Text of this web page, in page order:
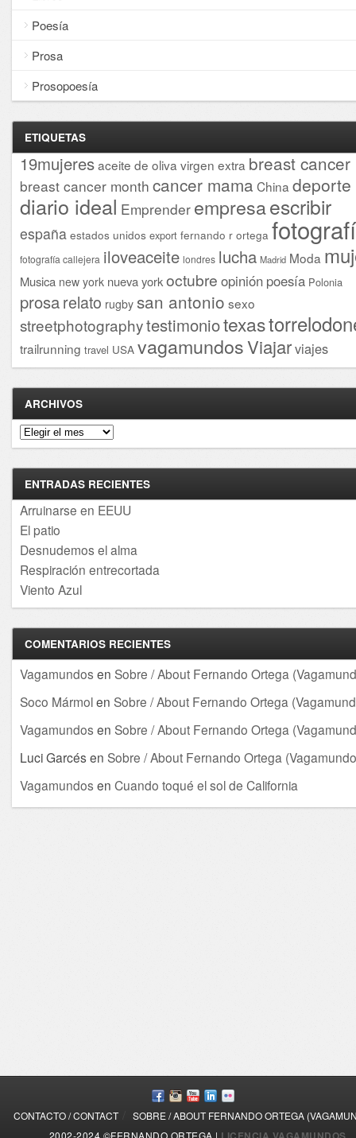
Poesía
Prosa
Prosopoesía
ETIQUETAS
19mujeresaceite de oliva virgen extra breast cancer
breast cancer month cancer mama China deporte
diario ideal Emprender empresaescribir
españa estados unidos export fernando r ortega
fotografía callejera iloveaceite londres lucha Madrid Moda
Musica new york nueva yorkoctubre opinión poesía Polonia
prosarelato rugby san antonio sexo
streetphotographytestimoniotexas
trailrunning travel USA vagamundosViajarviajes
ARCHIVOS
Archivos
ENTRADAS RECIENTES
Arruinarse en EEUU
El patio
Desnudemos el alma
Respiración entrecortada
Viento Azul
COMENTARIOS RECIENTES
Vagamundos en Sobre / About Fernando Ortega
Soco Mármolen Sobre / About Fernando Ortega
Vagamundos en Sobre / About Fernando Ortega
Luci Garcés en Sobre / About Fernando Ortega
Vagamundos en Cuando toqué el sol de California
CONTACTO / CONTACT
SOBRE / ABOUT FERNANDO ORTEGA
2002-2024 ©FERNANDO ORTEGA |